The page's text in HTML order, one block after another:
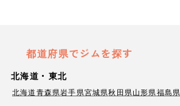
都道府県でジムを探す
北海道・東北
北海道青森県岩手県宮城県秋田県山形県福島県